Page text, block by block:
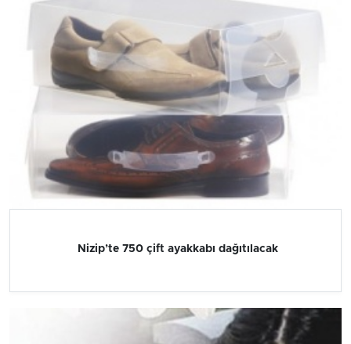
Nizip’te 750 çift ayakkabı dağıtılacak